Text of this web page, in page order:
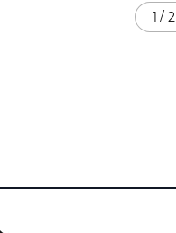
1 / 2